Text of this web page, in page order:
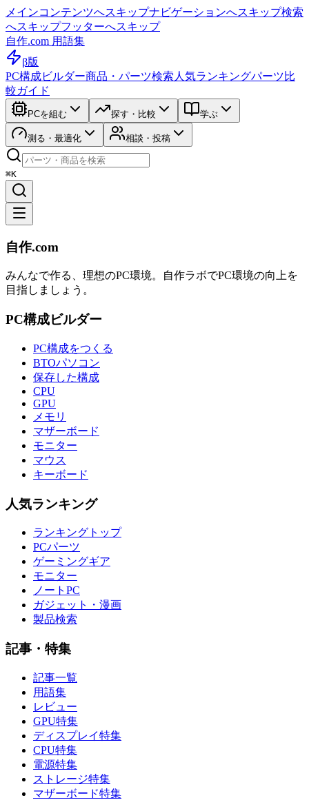
メインコンテンツへスキップナビゲーションへスキップ検索
へスキップフッターへスキップ
自作.com 用語集
β版
PC構成ビルダー商品・パーツ検索 人気ランキングパーツ比
較ガイド
PCを組む 探す・比較 学ぶ
測る・最適化 相談・投稿
⌘K
自作.com
みんなで作る、理想のPC環境。 自作ラボでPC環境の向上を
目指しましょう。
PC構成ビルダー
PC構成をつくる
BTOパソコン
保存した構成
CPU
GPU
メモリ
マザーボード
モニター
マウス
キーボード
人気ランキング
ランキングトップ
PCパーツ
ゲーミングギア
モニター
ノートPC
ガジェット・漫画
製品検索
記事・特集
記事一覧
用語集
レビュー
GPU特集
ディスプレイ特集
CPU特集
電源特集
ストレージ特集
マザーボード特集